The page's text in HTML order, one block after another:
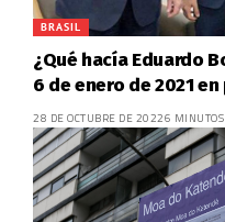
BRASIL
¿Qué hacía Eduardo
6 de enero de 2021
28 DE OCTUBRE DE 20226